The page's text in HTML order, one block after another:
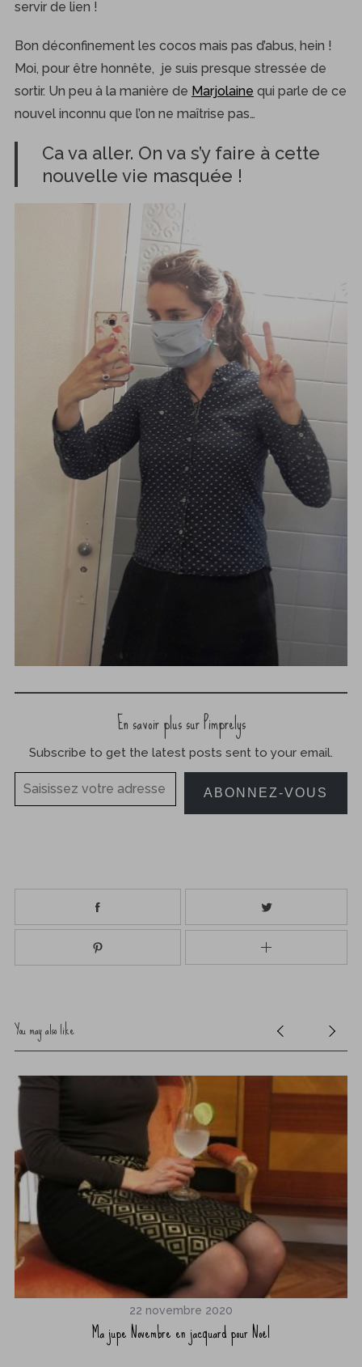
servir de lien !
Bon déconfinement les cocos mais pas d’abus, hein !
Moi, pour être honnête, je suis presque stressée de
sortir. Un peu à la manière de Marjolaine qui parle de ce
nouvel inconnu que l’on ne maîtrise pas…
Ca va aller. On va s’y faire à cette
nouvelle vie masquée !
En savoir plus sur Pimprelys
Subscribe to get the latest posts sent to your email.
Saisissez votre adresse e-mail…
ABONNEZ-VOUS
You may also like
22 novembre 2020
Ma jupe Novembre en jacquard pour Noël